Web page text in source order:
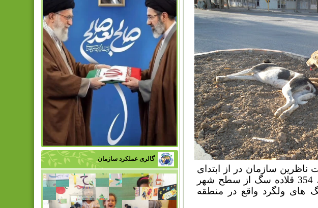
ناظرین سازمان در از ابتدای
خرداد ماه سال جاری لغایت 1400/06/31 ، 354 قلاده سگ از سطح شهر
های ولگرد واقع در منطقه
گالری عملکرد سازمان